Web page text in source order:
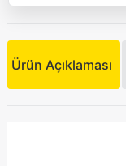
Ürün Açıklaması